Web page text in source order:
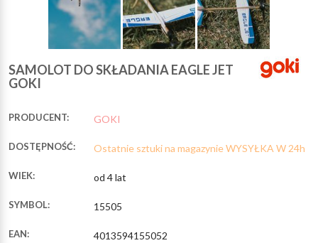
SAMOLOT DO SKŁADANIA EAGLE JET
GOKI
PRODUCENT: GOKI
DOSTĘPNOŚĆ: Ostatnie sztuki na magazynie WYSYŁKA W 24h
WIEK: od 4 lat
SYMBOL: 15505
EAN: 4013594155052